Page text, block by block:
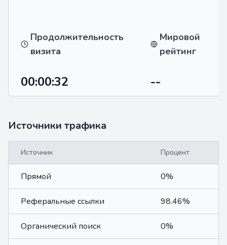
Продолжительность
визита
Мировой
рейтинг
00:00:32 --
Источники трафика
Источник Процент
Прямой 0%
Реферальные ссылки 98.46%
Органический поиск 0%